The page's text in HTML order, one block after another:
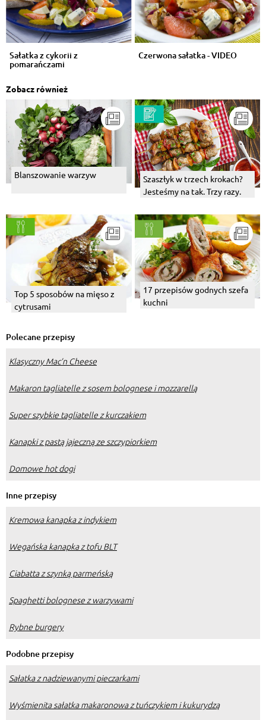
Sałatka z cykorii z
pomarańczami
Czerwona sałatka - VIDEO
Zobacz również
Blanszowanie warzyw
Szaszłyk w trzech krokach?
Jesteśmy na tak. Trzy razy.
Top 5 sposobów na mięso z
cytrusami
17 przepisów godnych szefa
kuchni
Polecane przepisy
Klasyczny Mac’n Cheese
Makaron tagliatelle z sosem bolognese i mozzarellą
Super szybkie tagliatelle z kurczakiem
Kanapki z pastą jajeczną ze szczypiorkiem
Domowe hot dogi
Inne przepisy
Kremowa kanapka z indykiem
Wegańska kanapka z tofu BLT
Ciabatta z szynką parmeńską
Spaghetti bolognese z warzywami
Rybne burgery
Podobne przepisy
Sałatka z nadziewanymi pieczarkami
Wyśmienita sałatka makaronowa z tuńczykiem i kukurydzą